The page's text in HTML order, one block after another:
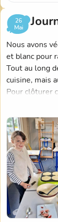
26
Mai
Nous avons
et blanc pour
Tout au long
cuisine, mais
Pour clôturer